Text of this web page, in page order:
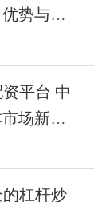
势与风
慎选择
场新机